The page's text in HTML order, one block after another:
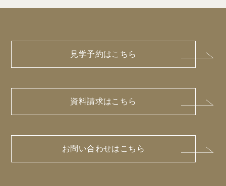
見学予約はこちら
資料請求はこちら
お問い合わせはこちら